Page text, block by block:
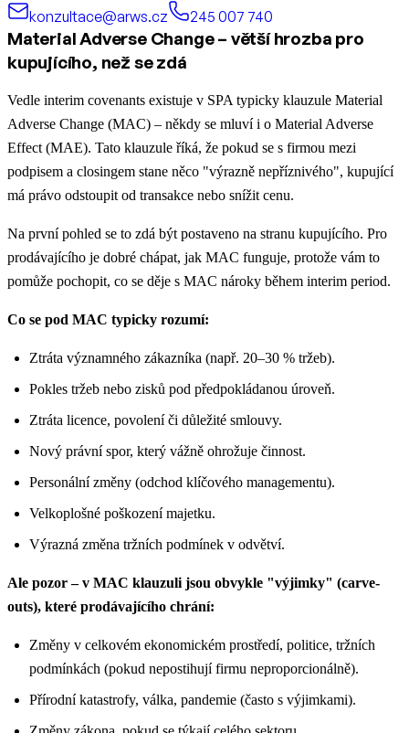
konzultace@arws.cz
245 007 740
Material Adverse Change – větší hrozba pro
kupujícího, než se zdá
Vedle interim covenants existuje v SPA typicky klauzule Material
Adverse Change (MAC) – někdy se mluví i o Material Adverse
Effect (MAE). Tato klauzule říká, že pokud se s firmou mezi
podpisem a closingem stane něco "výrazně nepříznivého", kupující
má právo odstoupit od transakce nebo snížit cenu.
Na první pohled se to zdá být postaveno na stranu kupujícího. Pro
prodávajícího je dobré chápat, jak MAC funguje, protože vám to
pomůže pochopit, co se děje s MAC nároky během interim period.
Co se pod MAC typicky rozumí:
Ztráta významného zákazníka (např. 20–30 % tržeb).
Pokles tržeb nebo zisků pod předpokládanou úroveň.
Ztráta licence, povolení či důležité smlouvy.
Nový právní spor, který vážně ohrožuje činnost.
Personální změny (odchod klíčového managementu).
Velkoplošné poškození majetku.
Výrazná změna tržních podmínek v odvětví.
Ale pozor – v MAC klauzuli jsou obvykle "výjimky" (carve-
outs), které prodávajícího chrání:
Změny v celkovém ekonomickém prostředí, politice, tržních
podmínkách (pokud nepostihují firmu neproporcionálně).
Přírodní katastrofy, válka, pandemie (často s výjimkami).